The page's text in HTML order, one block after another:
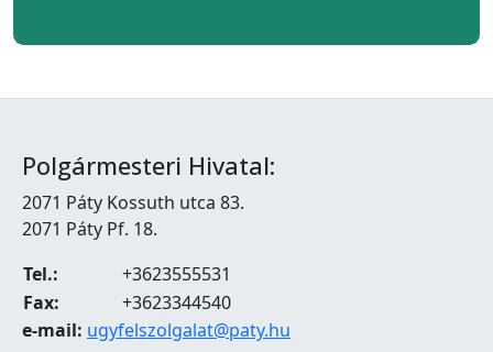
Polgármesteri Hivatal:
2071 Páty Kossuth utca 83.
2071 Páty Pf. 18.
Tel.:
+3623555531
Fax:
+3623344540
e-mail: ugyfelszolgalat@paty.hu